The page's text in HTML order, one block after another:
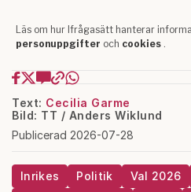
Text: Cecilia Garme
Bild: TT / Anders Wiklund
Publicerad 2026-07-28
Inrikes Politik Val 2026